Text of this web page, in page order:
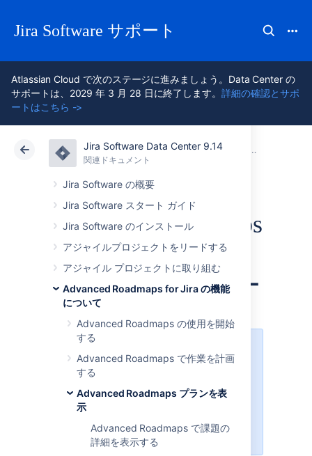
Jira Software サポート
Atlassian Cloud で次のステージに進みましょう。Data Center の
サポートは、2029 年 3 月 28 日に終了します。詳細の確認とサポ
ートはこちら ->
Jira Software Data Center 9.14
関連ドキュメント
Jira Software の概要
Jira Software スタート ガイド
Jira Software のインストール
アジャイルプロジェクトをリードする
アジャイル プロジェクトに取り組む
Advanced Roadmaps for Jira の機能
について
Advanced Roadmaps の使用を開始
する
Advanced Roadmaps で作業を計画
する
Advanced Roadmaps プランを表
示
Advanced Roadmaps で課題の
詳細を表示する
アトラシアン サポート Jira Software 9.14
関連ドキュメント
クラウド Data Center 9.14
Advanced Roadmaps
の事前構成済みタ
イムライン ビュー
Advanced Roadmapsバージョン
3.23 で導入されました。以前のバ
ージョンのAdvanced Roadmaps
きないことがあります。